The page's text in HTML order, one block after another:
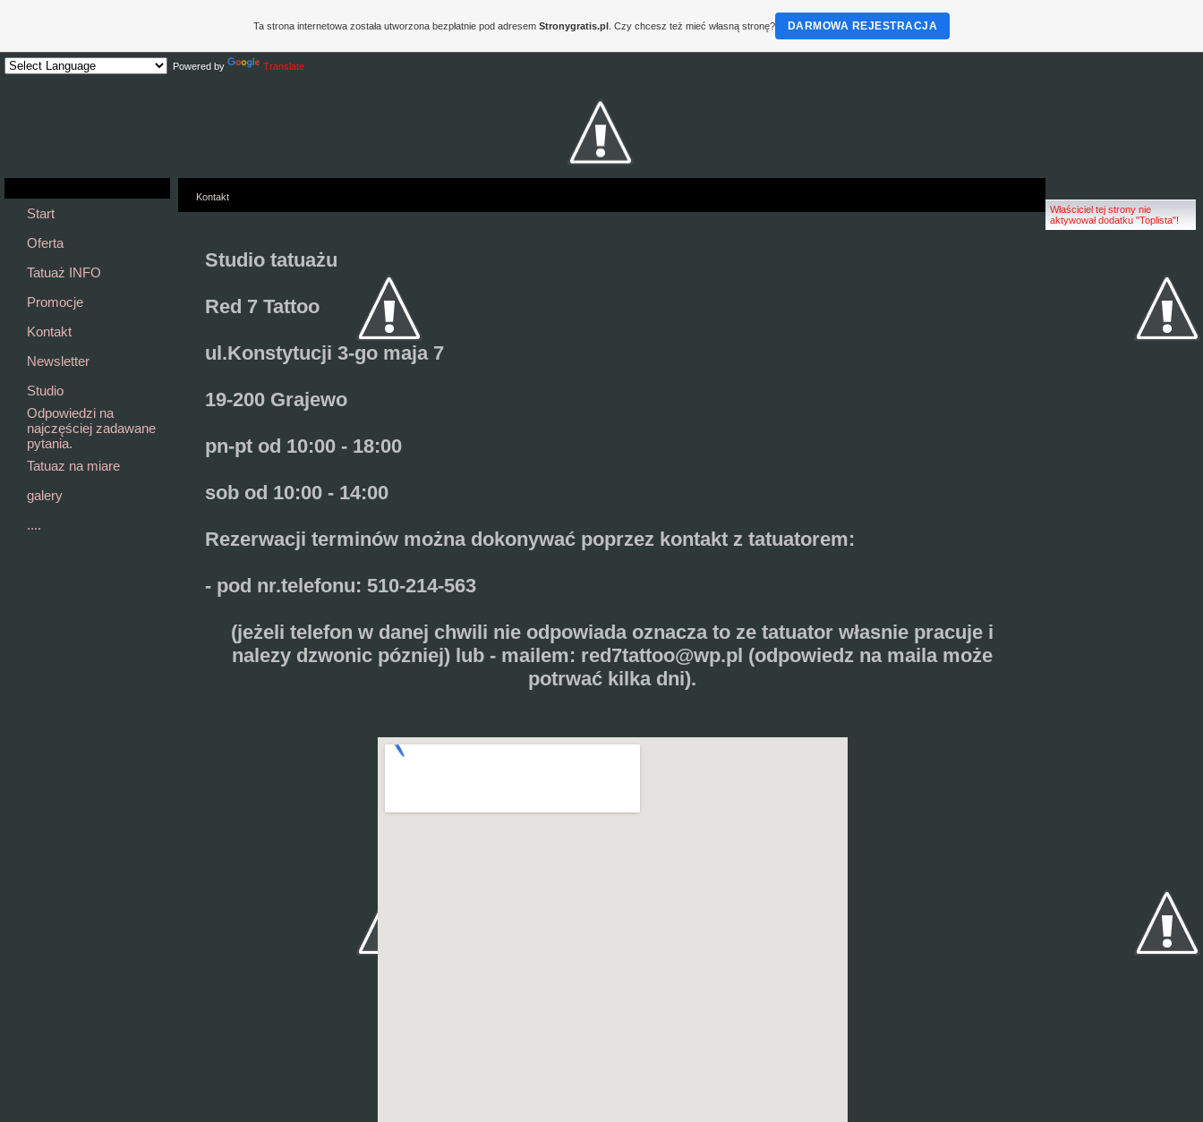
Powered by Translate
Start
Oferta
Tatuaż INFO
Promocje
Kontakt
Newsletter
Studio
Odpowiedzi na
najczęściej zadawane
pytania.
Tatuaz na miare
galery
....
Kontakt
Studio tatuażu
Red 7 Tattoo
ul.Konstytucji 3-go maja 7
19-200 Grajewo
pn-pt od 10:00 - 18:00
sob od 10:00 - 14:00
Rezerwacji terminów można dokonywać poprzez kontakt z tatuatorem:
- pod nr.telefonu: 510-214-563
(jeżeli telefon w danej chwili nie odpowiada oznacza to ze tatuator własnie pracuje i
nalezy dzwonic pózniej) lub - mailem: red7tattoo@wp.pl (odpowiedz na maila może
potrwać kilka dni).
Właściciel tej strony nie
aktywował dodatku "Toplista"!
Ta strona internetowa została utworzona bezpłatnie pod adresem Stronygratis.pl. Czy chcesz też mieć własną stronę? DARMOWA REJESTRACJA